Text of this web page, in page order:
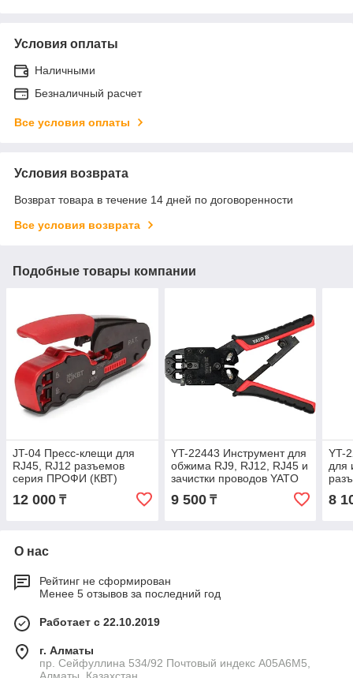
Условия оплаты
Наличными
Безналичный расчет
Все условия оплаты
Условия возврата
Возврат товара в течение 14 дней по договоренности
Все условия возврата
Подобные товары компании
JT-04 Пресс-клещи для
RJ45, RJ12 разъемов
серия ПРОФИ (КВТ)
12 000 ₸
YT-22443 Инструмент для
обжима RJ9, RJ12, RJ45 и
зачистки проводов YATO
9 500₸
YT-
для
8
О нас
Рейтинг не сформирован
Менее 5 отзывов за последний год
Работает с 22.10.2019
г. Алматы
пр. Сейфуллина 534/92 Почтовый индекс A05A6M5,